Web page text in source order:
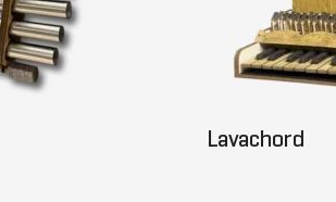
Lavachord